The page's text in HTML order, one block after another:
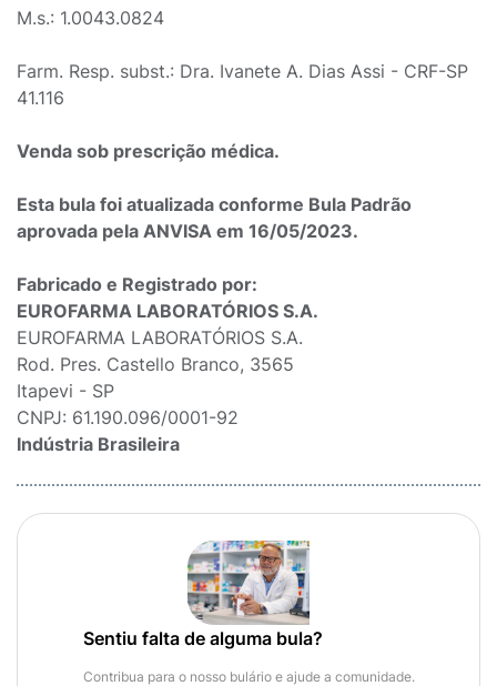
M.s.: 1.0043.0824
Farm. Resp. subst.: Dra. Ivanete A. Dias Assi - CRF-SP
41.116
Venda sob prescrição médica.
Esta bula foi atualizada conforme Bula Padrão
aprovada pela ANVISA em 16/05/2023.
Fabricado e Registrado por:
EUROFARMA LABORATÓRIOS S.A.
EUROFARMA LABORATÓRIOS S.A.
Rod. Pres. Castello Branco, 3565
Itapevi - SP
CNPJ: 61.190.096/0001-92
Indústria Brasileira
Sentiu falta de alguma bula?
Contribua para o nosso bulário e ajude a comunidade.